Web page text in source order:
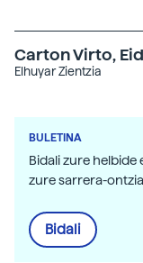
Carton Virto,
Elhuyar Zientzia
BULETINA
Bidali zure
zure sarrera-
Bidali